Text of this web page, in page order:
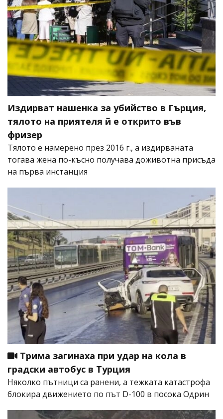
Издирват нашенка за убийство в Гърция,
тялото на приятеля й е открито във
фризер
Тялото е намерено през 2016 г., а издирваната
тогава жена по-късно получава доживотна присъда
на първа инстанция
Трима загинаха при удар на кола в
градски автобус в Турция
Няколко пътници са ранени, а тежката катастрофа
блокира движението по път D-100 в посока Одрин